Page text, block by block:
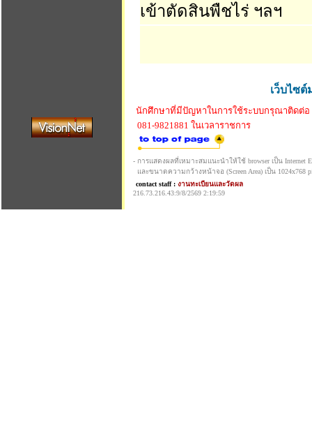
เข้าตัดสินพืชไร่ ฯลฯ
เว็บไซ
นักศึกษาที่มีปัญหาในการใช้ระบบกรุณาติดต่อ
081-9821881 ในเวลาราชการ
- การแสดงผลที่เหมาะสมแนะนำให้ใช้ browser เป็น Internet
และขนาดความกว้างหน้าจอ (Screen Area) เป็น 1024x768
contact staff : งานทะเบียนและวัดผล
216.73.216.43:9/8/2569 2:19:59